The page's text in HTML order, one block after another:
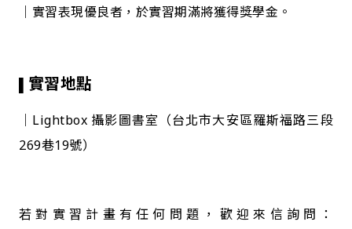
｜實習表現優良者，於實習期滿將獲得獎學金。
實習地點
｜Lightbox 攝影圖書室（台北市大安區羅斯福路三段
269巷19號）
若對實習計畫有任何問題，歡迎來信詢問：